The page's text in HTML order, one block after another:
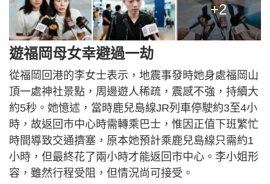
+2
遊福岡母女幸避過一劫
從福岡回港的李女士表示，地震事發時她身處福岡山
頂一處神社景點，周邊遊人稀疏，震感不強，持續大
約5秒。她憶述，當時鹿兒島線JR列車停駛約3至4小
時，故返回市中心時需轉乘巴士，惟因正值下班繁忙
時間導致交通擠塞，原本她預計乘鹿兒島線只需約1
小時，但最終花了兩小時才能返回市中心。李小姐形
容，雖然行程受阻，但情況尚可接受。